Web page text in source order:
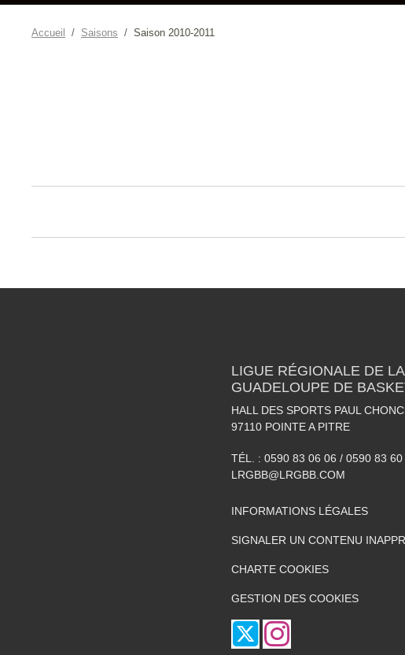
Accueil Saisons Saison 2010-2011
LIGUE RÉGIONALE DE LA
GUADELOUPE DE
HALL DES SPORTS PAUL
97110 POINTE A PITRE
TÉL. : 0590 83 06 06 / 0590 83 60
LRGBB@LRGBB.COM
INFORMATIONS LÉGALES
SIGNALER UN CONTENU
CHARTE COOKIES
GESTION DES COOKIES